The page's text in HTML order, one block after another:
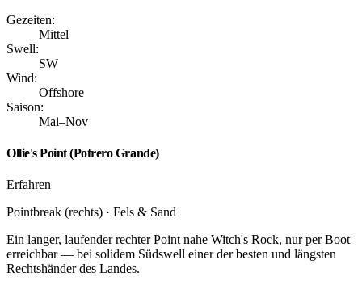
Gezeiten:
Mittel
Swell:
SW
Wind:
Offshore
Saison:
Mai–Nov
Ollie's Point (Potrero Grande)
Erfahren
Pointbreak (rechts) · Fels & Sand
Ein langer, laufender rechter Point nahe Witch's Rock, nur per Boot
erreichbar — bei solidem Südswell einer der besten und längsten
Rechtshänder des Landes.